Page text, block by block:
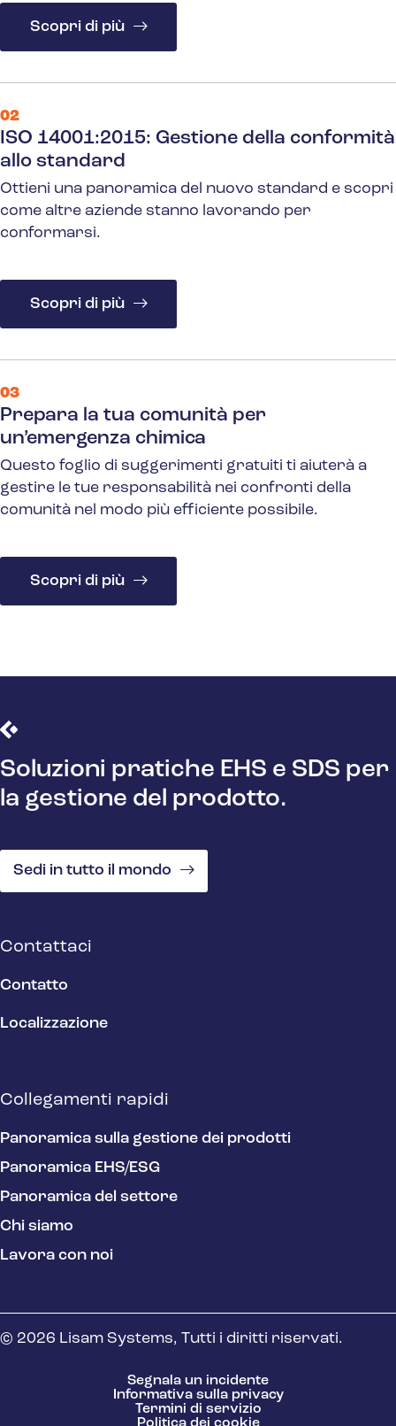
Scopri di più
02
ISO 14001:2015: Gestione della conformità
allo standard
Ottieni una panoramica del nuovo standard e scopri
come altre aziende stanno lavorando per
conformarsi.
Scopri di più
03
Prepara la tua comunità per
un’emergenza chimica
Questo foglio di suggerimenti gratuiti ti aiuterà a
gestire le tue responsabilità nei confronti della
comunità nel modo più efficiente possibile.
Scopri di più
Soluzioni pratiche EHS e SDS per
la gestione del prodotto.
Sedi in tutto il mondo
Contattaci
Contatto
Localizzazione
Collegamenti rapidi
Panoramica sulla gestione dei prodotti
Panoramica EHS/ESG
Panoramica del settore
Chi siamo
Lavora con noi
© 2026 Lisam Systems, Tutti i diritti riservati.
Segnala un incidente
Informativa sulla privacy
Termini di servizio